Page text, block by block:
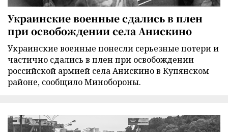
Украинские военные сдались в плен
при освобождении села Анискино
Украинские военные понесли серьезные потери и
частично сдались в плен при освобождении
российской армией села Анискино в Купянском
районе, сообщило Минобороны.